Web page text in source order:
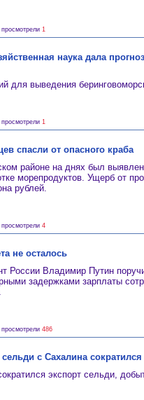
1
наука дала
для выведения
1
спасли от опасного краба
районе на днях был
морепродуктов. Ущерб от
рублей.
4
не осталось
России Владимир Путин
задержками зарплаты
486
с Сахалина
экспорт сельди,